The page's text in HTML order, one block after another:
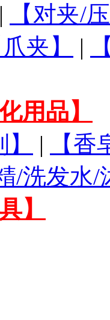
|
【对夹/
爪夹】 |
用品】
|
【
/洗发水
】